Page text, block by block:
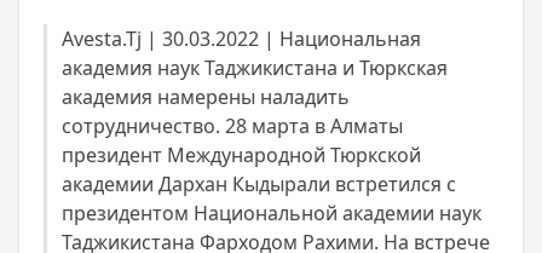
Avesta.Tj | 30.03.2022 | Национальная
академия наук Таджикистана и Тюркская
академия намерены наладить
сотрудничество. 28 марта в Алматы
президент Международной Тюркской
академии Дархан Кыдырали встретился с
президентом Национальной академии наук
Таджикистана Фарходом Рахими. На встрече